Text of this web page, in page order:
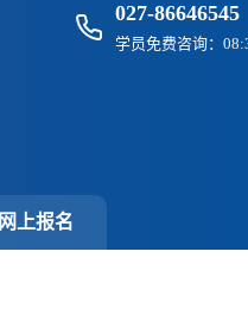
027-86646545
学员免费咨询：
网上报名